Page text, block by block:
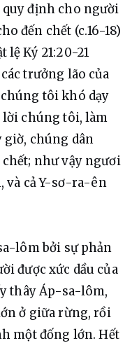
định cho người
đến chết (c.16-18)
Ký 21:20-21
trưởng lão của
tôi khó dạy
chúng tôi, làm
giờ, chúng dân
như vậy ngươi
và cả Y-sơ-ra-ên
lôm bởi sự phản
được xức dầu của
thây Áp-sa-lôm,
ở giữa rừng, rồi
một đống lớn. Hết